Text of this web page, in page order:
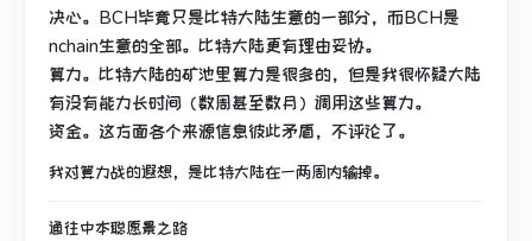
决心。BCH毕竟只是比特大陆生意的一部分，而BCH是
nchain生意的全部。比特大陆更有理由妥协。
算力。比特大陆的矿池里算力是很多的，但是我很怀疑大陆
有没有能力长时间（数周甚至数月）调用这些算力。
资金。这方面各个来源信息彼此矛盾，不评论了。
我对算力战的遐想，是比特大陆在一两周内输掉。
通往中本聪愿景之路